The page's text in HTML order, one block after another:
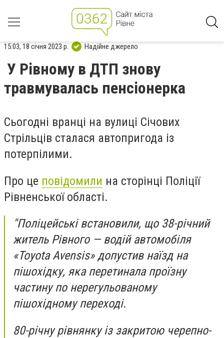
15:03, 18 січня 2023 р. Надійне джерело
У Рівному в ДТП знову
травмувалась пенсіонерка
Сьогодні вранці на вулиці Січових
Стрільців сталася автопригода із
потерпілими.
Про це повідомили на сторінці Поліції
Рівненської області.
"️Поліцейські встановили, що 38-річний
житель Рівного — водій автомобіля
«Toyota Avensis» допустив наїзд на
пішохідку, яка перетинала проїзну
частину по нерегульованому
пішохідному переході.
80-річну рівнянку із закритою черепно-